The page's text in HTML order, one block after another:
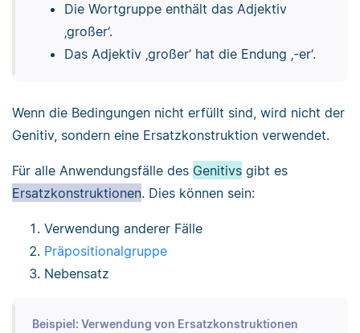
Die Wortgruppe enthält das Adjektiv
‚großer‘.
Das Adjektiv ‚großer‘ hat die Endung ‚-er‘.
Wenn die Bedingungen nicht erfüllt sind, wird nicht der
Genitiv, sondern eine Ersatzkonstruktion verwendet.
Für alle Anwendungsfälle des Genitivs gibt es
Ersatzkonstruktionen. Dies können sein:
Verwendung anderer Fälle
Präpositionalgruppe
Nebensatz
Beispiel: Verwendung von Ersatzkonstruktionen